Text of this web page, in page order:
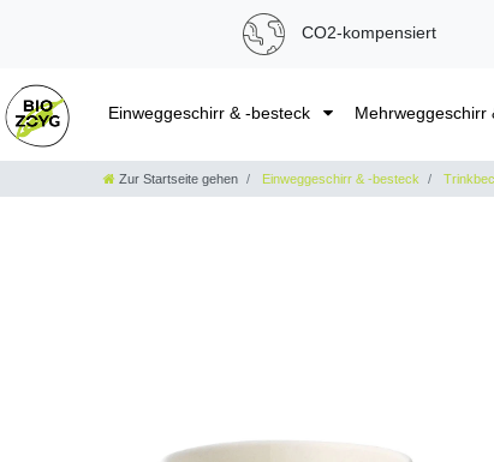
CO2-kompensiert
Einweggeschirr & -besteck Mehrweggeschirr
Zur Startseite gehen Einweggeschirr & -besteck